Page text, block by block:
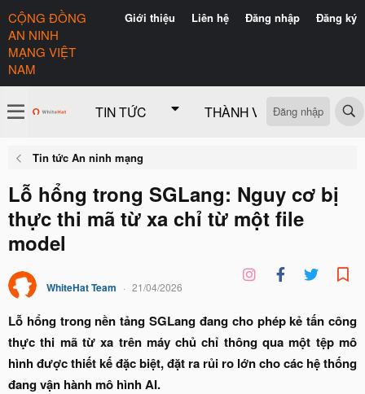
Giới thiệu Liên hệ Đăng nhập Đăng ký
CỘNG ĐỒNG
AN NINH
MẠNG VIỆT
NAM
TIN TỨC THÀNH VIÊN CÓ GÌ
Đăng nhập
Tin tức An ninh mạng
Lỗ hổng trong SGLang: Nguy cơ bị
thực thi mã từ xa chỉ từ một file
model
WhiteHat Team 21/04/2026
Lỗ hổng trong nền tảng SGLang đang cho phép kẻ tấn công
thực thi mã từ xa trên máy chủ chỉ thông qua một tệp mô
hình được thiết kế đặc biệt, đặt ra rủi ro lớn cho các hệ thống
đang vận hành mô hình AI.